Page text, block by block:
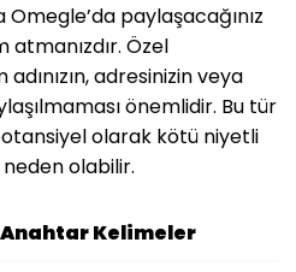
paylaşacağınız
atmanızdır. Özel
adresinizin veya
önemlidir. Bu tür
olarak kötü niyetli
olabilir.
Anahtar Kelimeler